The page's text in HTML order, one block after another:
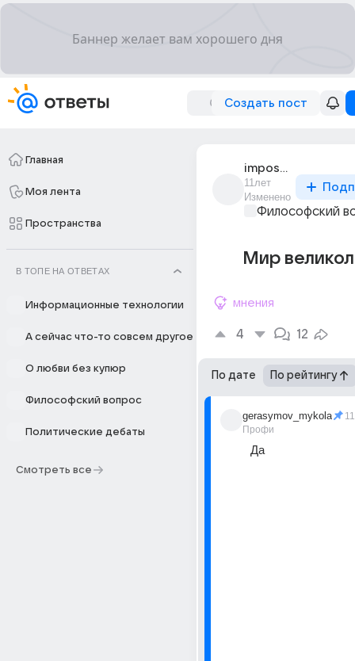
Создать пост
Главная
Моя лента
Пространства
В ТОПЕ НА ОТВЕТАХ
Информационные технологии
А сейчас что-то совсем другое
О любви без купюр
Философский вопрос
Политические дебаты
Смотреть все
impossible_anna
11лет
Изменено
Философский
Мир
мнения
4 12
По дате По рейтингу
gerasymov_mykola
Профи
Да